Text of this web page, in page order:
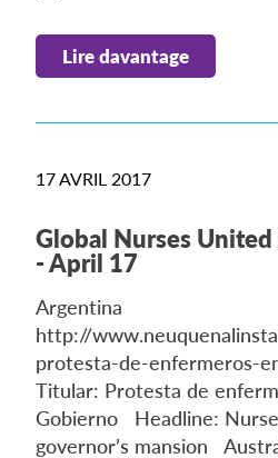
Lire davantage
17 AVRIL 2017
Global Nurses
- April 17
Argentina
http://
protesta-de-enfermeros-
Titular: Protesta de
Gobierno Headline:
governor’s mansion